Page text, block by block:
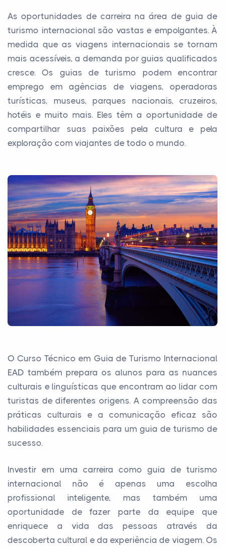
As oportunidades de carreira na área de guia de
turismo internacional são vastas e empolgantes. À
medida que as viagens internacionais se tornam
mais acessíveis, a demanda por guias qualificados
cresce. Os guias de turismo podem encontrar
emprego em agências de viagens, operadoras
turísticas, museus, parques nacionais, cruzeiros,
hotéis e muito mais. Eles têm a oportunidade de
compartilhar suas paixões pela cultura e pela
exploração com viajantes de todo o mundo.
O Curso Técnico em Guia de Turismo Internacional
EAD também prepara os alunos para as nuances
culturais e linguísticas que encontram ao lidar com
turistas de diferentes origens. A compreensão das
práticas culturais e a comunicação eficaz são
habilidades essenciais para um guia de turismo de
sucesso.
Investir em uma carreira como guia de turismo
internacional não é apenas uma escolha
profissional inteligente, mas também uma
oportunidade de fazer parte da equipe que
enriquece a vida das pessoas através da
descoberta cultural e da experiência de viagem. Os